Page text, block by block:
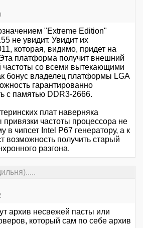
"Extreme Edition"
не увидит. Увидит их
которая, видимо, придет на
платформа получит внешний
частоты со всеми вытекающими
бонус владелец платформы LGA
гарантированно
с памятью DDR3-2666.
плат наверняка
частоты процессора не
в чипсет Intel P67 генератору, а к
возможность получить старый
разгона.
архив несвежей пасты или
который сам по себе архив